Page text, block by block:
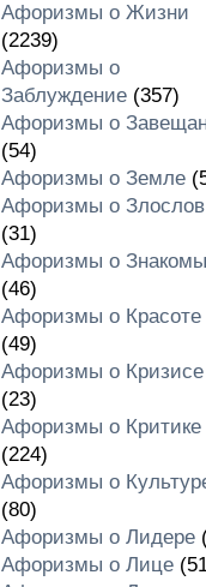
Афоризмы о Жизни
(2239)
Афоризмы о
Заблуждение(357)
Афоризмы о
(54)
Афоризмы о Земле
Афоризмы о
(31)
Афоризмы о
(46)
Афоризмы о Красоте
(49)
Афоризмы о Кризисе
(23)
Афоризмы о Критике
(224)
Афоризмы о
(80)
Афоризмы о Лидере
Афоризмы о Лице